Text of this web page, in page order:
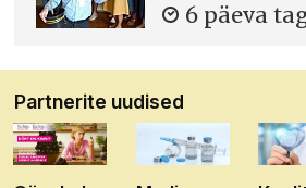
6 päeva
Partnerite uudised